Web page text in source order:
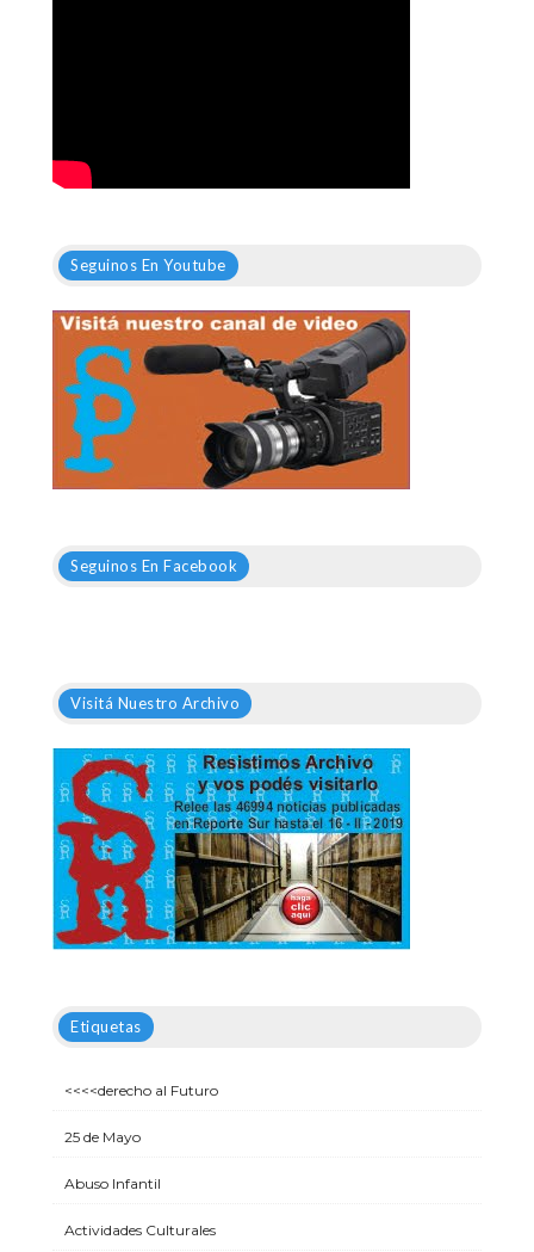
Seguinos En Youtube
Seguinos En Facebook
Visitá Nuestro Archivo
Etiquetas
<<<<derecho al Futuro
25 de Mayo
Abuso Infantil
Actividades Culturales